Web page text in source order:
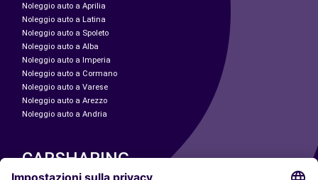
Noleggio auto a Aprilia
Noleggio auto a Latina
Noleggio auto a Spoleto
Noleggio auto a Alba
Noleggio auto a Imperia
Noleggio auto a Cormano
Noleggio auto a Varese
Noleggio auto a Arezzo
Noleggio auto a Andria
CARSHARING